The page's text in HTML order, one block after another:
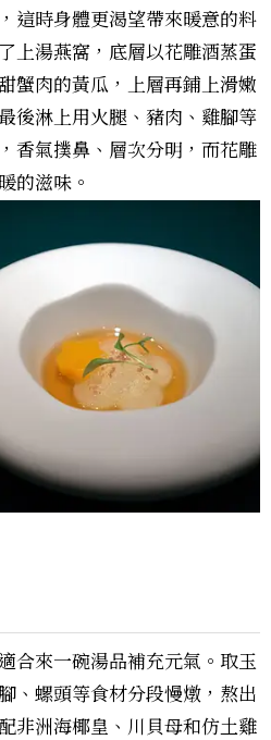
這時身體更渴望帶來暖意的料
上湯燕窩，底層以花雕酒蒸蛋
蟹肉的黃瓜，上層再鋪上滑嫩
後淋上用火腿、豬肉、雞腳等
香氣撲鼻、層次分明，而花雕
的滋味。
合來一碗湯品補充元氣。取玉
、螺頭等食材分段慢燉，熬出
非洲海椰皇、川貝母和仿土雞